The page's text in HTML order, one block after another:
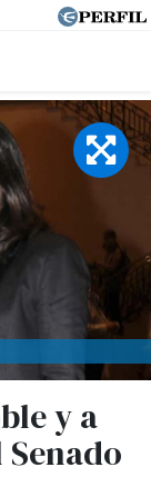
y a
Senado